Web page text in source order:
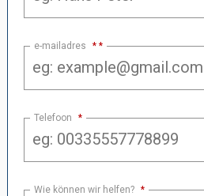
e-mailadres *
Telefoon *
Wie können wir helfen? *